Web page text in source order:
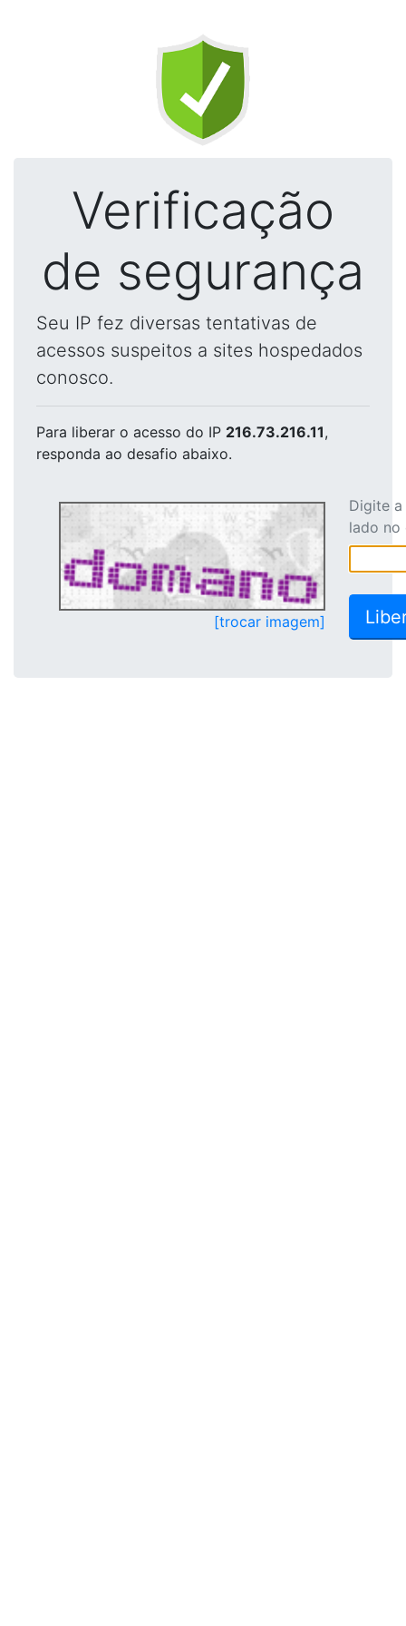
Verificação
de segurança
Seu IP fez diversas tentativas de
acessos suspeitos a sites hospedados
conosco.
Para liberar o acesso do IP 216.73.216.11,
responda ao desafio abaixo.
[trocar imagem]
Digite
lado no